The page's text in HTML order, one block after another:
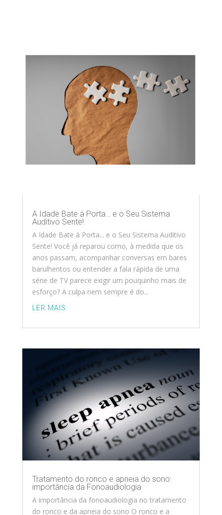
A Idade Bate à Porta… e o Seu Sistema
Auditivo Sente!
A Idade Bate à Porta... e o Seu Sistema Auditivo
Sente! Você já reparou como, à medida que os
anos passam, acompanhar conversas em bares
barulhentos ou entender a fala rápida de uma
série de TV parece exigir um pouquinho mais de
esforço? A culpa nem sempre é do...
LER MAIS
Tratamento do ronco e apneia do sono:
importância da Fonoaudiologia
A importância da fonoaudiologia no tratamento
do ronco e da apneia do sono O ronco e a